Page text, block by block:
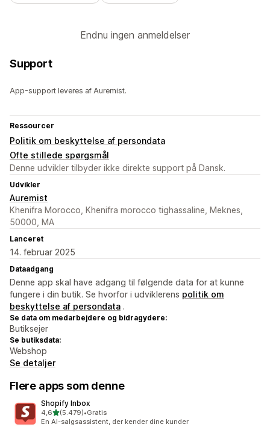
Endnu ingen anmeldelser
Support
App-support leveres af Auremist.
Ressourcer
Politik om beskyttelse af persondata
Ofte stillede spørgsmål
Denne udvikler tilbyder ikke direkte support på Dansk.
Udvikler
Auremist
Khenifra Morocco, Khenifra morocco tighassaline, Meknes,
50000, MA
Lanceret
14. februar 2025
Dataadgang
Denne app skal have adgang til følgende data for at kunne
fungere i din butik. Se hvorfor i udviklerens politik om
beskyttelse af persondata .
Se data om medarbejdere og bidragydere:
Butiksejer
Se butiksdata:
Webshop
Se detaljer
Flere apps som denne
Shopify Inbox
4,6ud af 5 stjerner
(5.479)
5479 anmeldelser i alt
•Gratis
En AI-salgsassistent, der kender dine kunder